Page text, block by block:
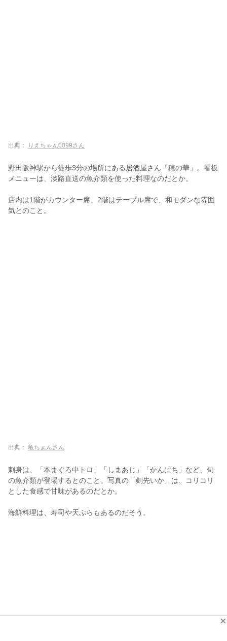
出典： りえちゃん0099さん
野田阪神駅から徒歩3分の場所にある居酒屋さん「穂の華」。看板
メニューは、淡路直送の魚介類を使った料理なのだとか。
店内は1階がカウンター席、2階はテーブル席で、和モダンな雰囲
気とのこと。
出典： 亀ちぁんさん
刺身は、「本まぐろ中トロ」「しまあじ」「かんぱち」など、旬
の魚介類が登場するとのこと。写真の「剣先いか」は、コリコリ
とした食感で甘味があるのだとか。
海鮮料理は、寿司や天ぷらもあるのだそう。